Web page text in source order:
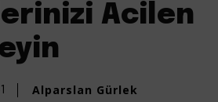
Acilen
Alparslan Gürlek